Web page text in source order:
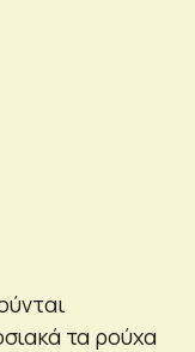
τα ρούχα